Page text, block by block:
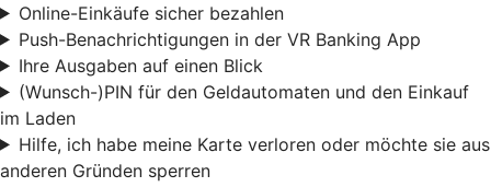
Online-Einkäufe sicher bezahlen
Push-Benachrichtigungen in der VR Banking App
Ihre Ausgaben auf einen Blick
(Wunsch-)PIN für den Geldautomaten und den Einkauf
im Laden
Hilfe, ich habe meine Karte verloren oder möchte sie aus
anderen Gründen sperren